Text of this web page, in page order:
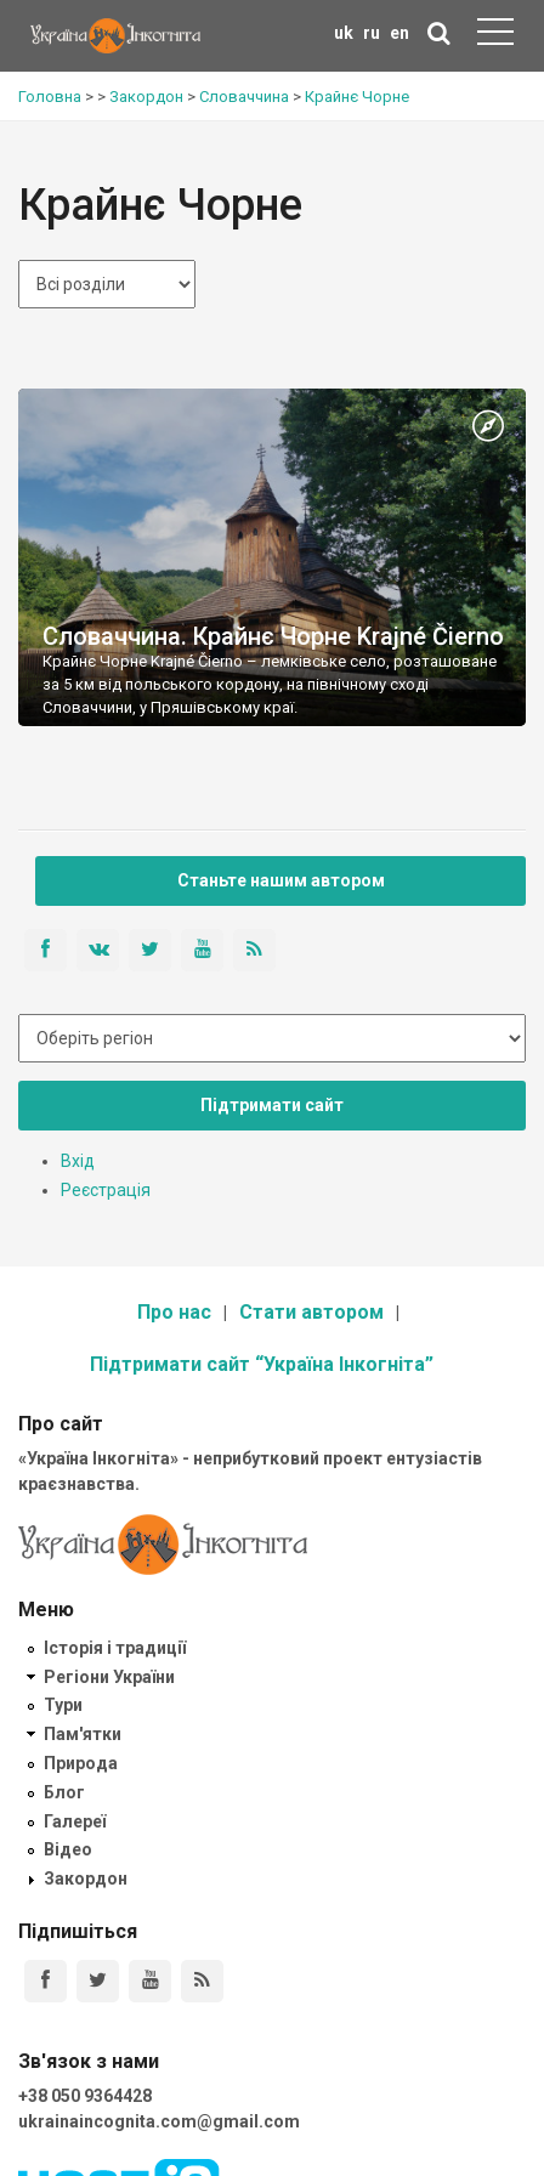
uk ru en
Головна > > Закордон > Словаччина > Крайнє Чорне
Крайнє Чорне
Словаччина. Крайнє Чорне Krajné Čierno
Крайнє Чорне Krajné Čierno – лемківське село, розташоване
за 5 км від польського кордону, на північному сході
Словаччини, у Пряшівському краї.
Станьте нашим автором
Підтримати сайт
Вхід
Реєстрація
Про нас Стати автором
Підтримати сайт “Україна Інкогніта”
Про сайт
«Україна Інкогніта» - неприбутковий проект ентузіастів
краєзнавства.
Меню
Історія і традиції
Регіони України
Тури
Пам'ятки
Природа
Блог
Галереї
Відео
Закордон
Підпишіться
Зв'язок з нами
+38 050 9364428
ukrainaincognita.com@gmail.com